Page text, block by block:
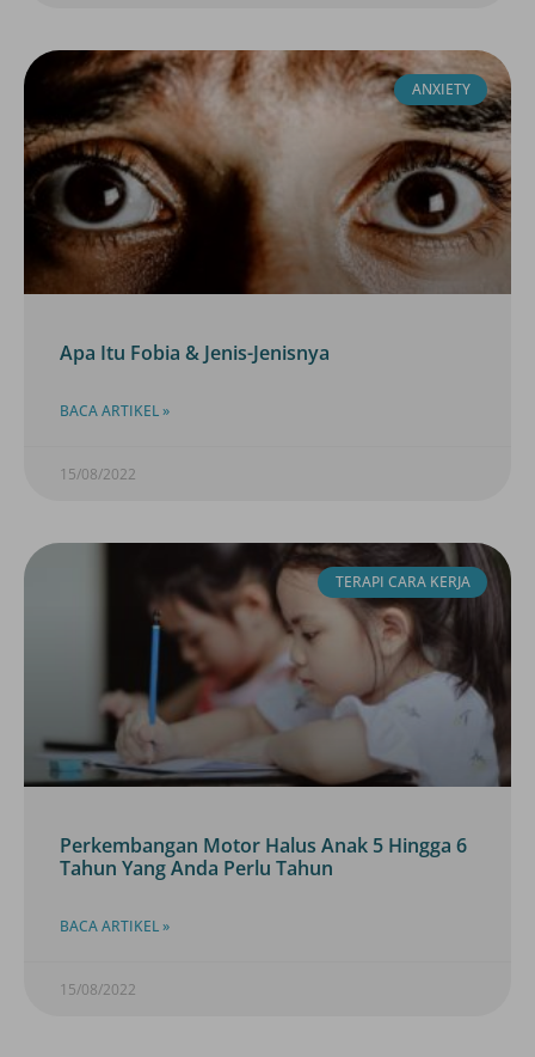
ANXIETY
Apa Itu Fobia & Jenis-Jenisnya
BACA ARTIKEL »
15/08/2022
TERAPI CARA KERJA
Perkembangan Motor Halus Anak 5 Hingga 6
Tahun Yang Anda Perlu Tahun
BACA ARTIKEL »
15/08/2022